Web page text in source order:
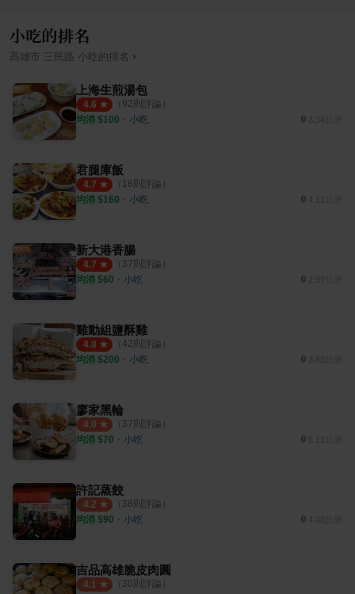
小吃的排名
高雄市 三民區 小吃 的排名 ›
上海生煎湯包
4.6 （ 92則評論）
均消 $100 ・ 小吃 3.34公里
君腿庫飯
4.7 （ 16則評論）
均消 $160 ・ 小吃 4.11公里
新大港香腸
4.7 （ 37則評論）
均消 $60 ・ 小吃 2.97公里
雞動組鹽酥雞
4.8 （ 42則評論）
均消 $200 ・ 小吃 3.83公里
廖家黑輪
4.0 （ 37則評論）
均消 $70 ・ 小吃 5.11公里
許記蒸餃
4.2 （ 38則評論）
均消 $90 ・ 小吃 4.08公里
吉品高雄脆皮肉圓
4.1 （ 30則評論）